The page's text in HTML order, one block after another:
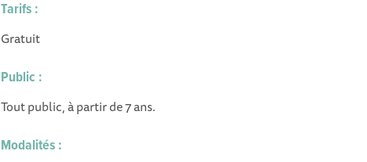
Tarifs :
Gratuit
Public :
Tout public, à partir de 7 ans.
Modalités :